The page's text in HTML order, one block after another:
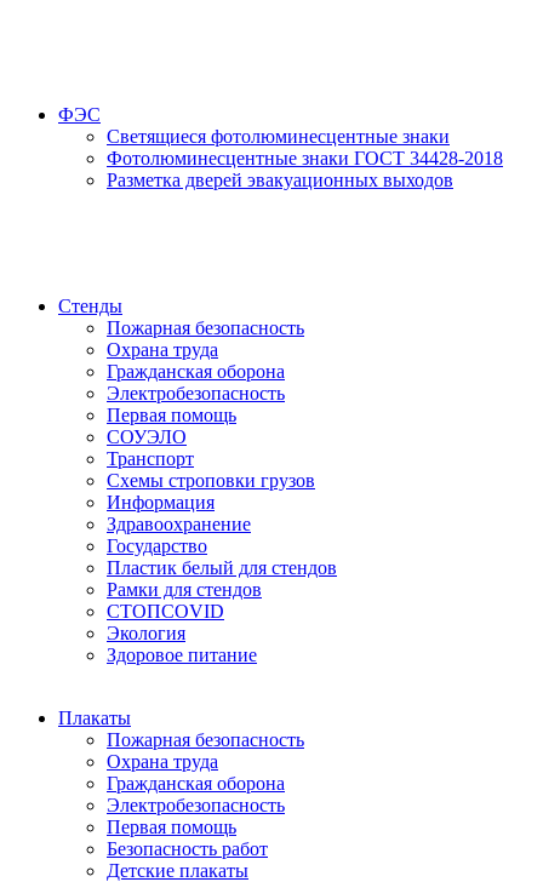
ФЭС
Светящиеся фотолюминесцентные знаки
Фотолюминесцентные знаки ГОСТ 34428-2018
Разметка дверей эвакуационных выходов
Стенды
Пожарная безопасность
Охрана труда
Гражданская оборона
Электробезопасность
Первая помощь
СОУЭЛО
Транспорт
Схемы строповки грузов
Информация
Здравоохранение
Государство
Пластик белый для стендов
Рамки для стендов
СТОПCOVID
Экология
Здоровое питание
Плакаты
Пожарная безопасность
Охрана труда
Гражданская оборона
Электробезопасность
Первая помощь
Безопасность работ
Детские плакаты